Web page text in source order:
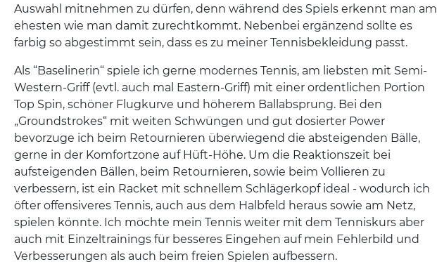
Auswahl mitnehmen zu dürfen, denn während des Spiels erkennt man am
ehesten wie man damit zurechtkommt. Nebenbei ergänzend sollte es
farbig so abgestimmt sein, dass es zu meiner Tennisbekleidung passt.
Als “Baselinerin“ spiele ich gerne modernes Tennis, am liebsten mit Semi-
Western-Griff (evtl. auch mal Eastern-Griff) mit einer ordentlichen Portion
Top Spin, schöner Flugkurve und höherem Ballabsprung. Bei den
„Groundstrokes“ mit weiten Schwüngen und gut dosierter Power
bevorzuge ich beim Retournieren überwiegend die absteigenden Bälle,
gerne in der Komfortzone auf Hüft-Höhe. Um die Reaktionszeit bei
aufsteigenden Bällen, beim Retournieren, sowie beim Vollieren zu
verbessern, ist ein Racket mit schnellem Schlägerkopf ideal - wodurch ich
öfter offensiveres Tennis, auch aus dem Halbfeld heraus sowie am Netz,
spielen könnte. Ich möchte mein Tennis weiter mit dem Tenniskurs aber
auch mit Einzeltrainings für besseres Eingehen auf mein Fehlerbild und
Verbesserungen als auch beim freien Spielen aufbessern.